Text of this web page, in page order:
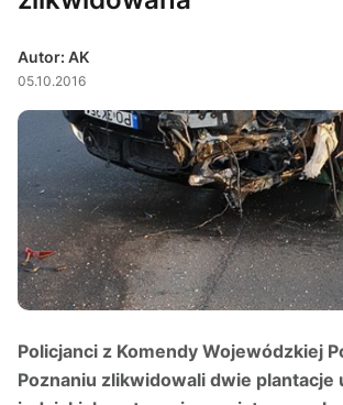
Autor: AK
05.10.2016
Policjanci z Komendy Wojewódzkiej
Poznaniu zlikwidowali dwie plantacje